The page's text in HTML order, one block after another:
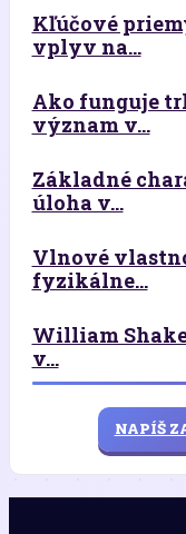
Kľúčové
vplyv na...
Ako funguje
význam v...
Základné
úloha v...
Vlnové
fyzikálne...
William
v...
NAPÍŠ